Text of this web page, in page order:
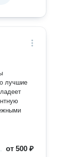
лучшие
от500 ₽